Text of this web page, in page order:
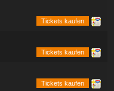
Tickets kaufen
Tickets kaufen
Tickets kaufen